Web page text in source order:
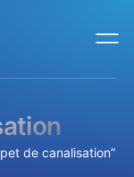
de canalisation”